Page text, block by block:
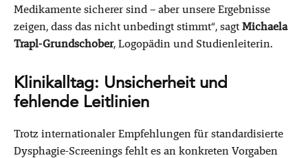
Medikamente sicherer sind – aber unsere Ergebnisse
zeigen, dass das nicht unbedingt stimmt“, sagtMichaela
Trapl-Grundschober, Logopädin und Studienleiterin.
Klinikalltag: Unsicherheit und
fehlende Leitlinien
Trotz internationaler Empfehlungen für standardisierte
Dysphagie-Screenings fehlt es an konkreten Vorgaben